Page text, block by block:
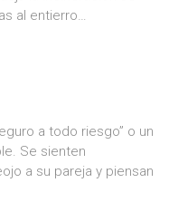
al entierro…
a todo riesgo” o un
Se sienten
a su pareja y piensan